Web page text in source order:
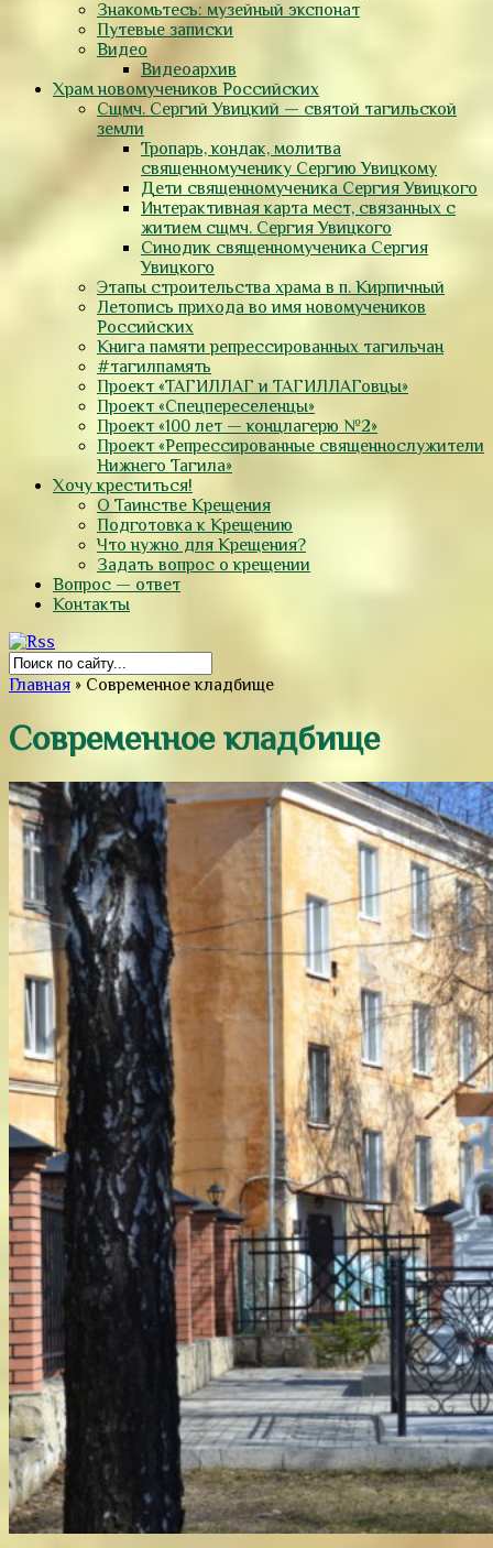
Знакомьтесь: музейный экспонат
Путевые записки
Видео
Видеоархив
Храм новомучеников Российских
Сщмч. Сергий Увицкий — святой тагильской
земли
Тропарь, кондак, молитва
священномученику Сергию Увицкому
Дети священномученика Сергия Увицкого
Интерактивная карта мест, связанных с
житием сщмч. Сергия Увицкого
Синодик священномученика Сергия
Увицкого
Этапы строительства храма в п. Кирпичный
Летопись прихода во имя новомучеников
Российских
Книга памяти репрессированных тагильчан
#тагилпамять
Проект «ТАГИЛЛАГ и ТАГИЛЛАГовцы»
Проект «Спецпереселенцы»
Проект «100 лет — концлагерю №2»
Проект «Репрессированные священнослужители
Нижнего Тагила»
Хочу креститься!
О Таинстве Крещения
Подготовка к Крещению
Что нужно для Крещения?
Задать вопрос о крещении
Вопрос — ответ
Контакты
Главная » Современное кладбище
Современное кладбище